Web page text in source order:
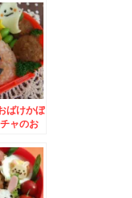
ばけかぼ
ャのお